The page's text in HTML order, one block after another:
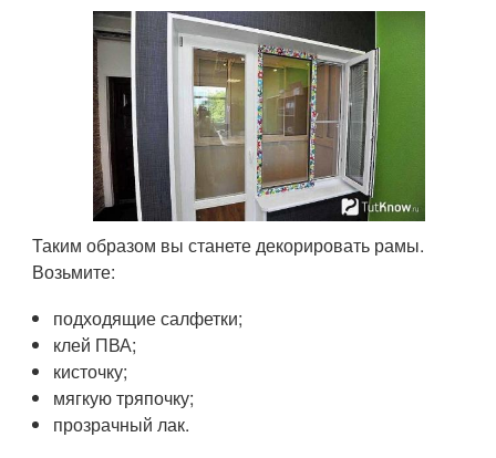
Таким образом вы станете декорировать рамы.
Возьмите:
подходящие салфетки;
клей ПВА;
кисточку;
мягкую тряпочку;
прозрачный лак.